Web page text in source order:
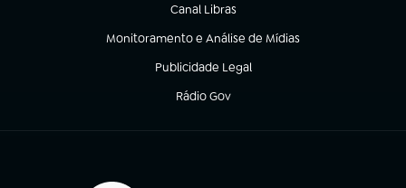
Canal Libras
(abre em nova aba)
Monitoramento e Análise de Mídias
(abre em nova aba)
Publicidade Legal
(abre em nova aba)
Rádio Gov
(abre em nova aba)